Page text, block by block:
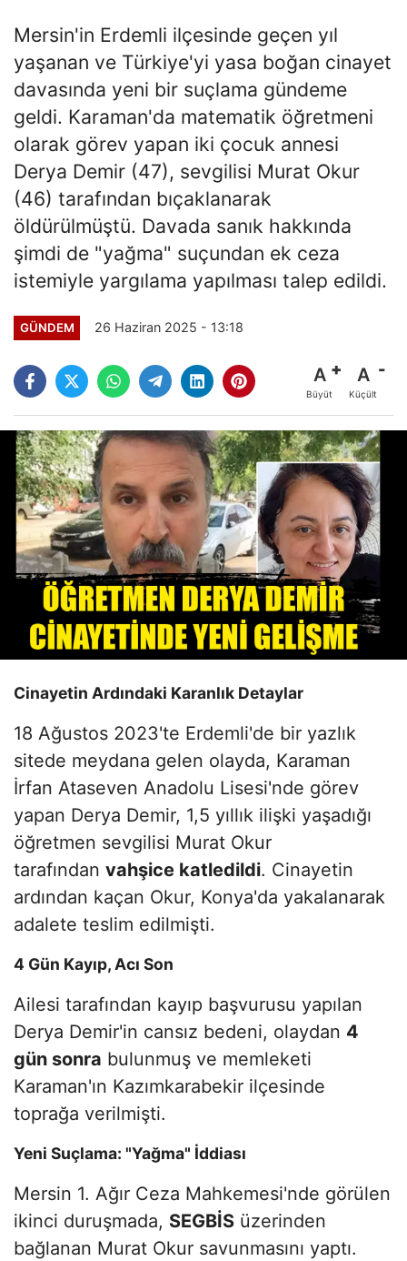
Mersin'in Erdemli ilçesinde geçen yıl
yaşanan ve Türkiye'yi yasa boğan cinayet
davasında yeni bir suçlama gündeme
geldi. Karaman'da matematik öğretmeni
olarak görev yapan iki çocuk annesi
Derya Demir (47), sevgilisi Murat Okur
(46) tarafından bıçaklanarak
öldürülmüştü. Davada sanık hakkında
şimdi de "yağma" suçundan ek ceza
istemiyle yargılama yapılması talep edildi.
GÜNDEM 26 Haziran 2025 - 13:18
A
Büyüt
A
Küçült
Cinayetin Ardındaki Karanlık Detaylar
18 Ağustos 2023'te Erdemli'de bir yazlık
sitede meydana gelen olayda, Karaman
İrfan Ataseven Anadolu Lisesi'nde görev
yapan Derya Demir, 1,5 yıllık ilişki yaşadığı
öğretmen sevgilisi Murat Okur
tarafından vahşice katledildi. Cinayetin
ardından kaçan Okur, Konya'da yakalanarak
adalete teslim edilmişti.
4 Gün Kayıp, Acı Son
Ailesi tarafından kayıp başvurusu yapılan
Derya Demir'in cansız bedeni, olaydan 4
gün sonra bulunmuş ve memleketi
Karaman'ın Kazımkarabekir ilçesinde
toprağa verilmişti.
Yeni Suçlama: "Yağma" İddiası
Mersin 1. Ağır Ceza Mahkemesi'nde görülen
ikinci duruşmada, SEGBİS üzerinden
bağlanan Murat Okur savunmasını yaptı.